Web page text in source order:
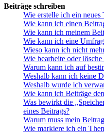
Beiträge schreiben
Wie erstelle ich ein
Wie kann ich einen
Wie kann ich meinem
Wie kann ich eine
Wieso kann ich nicht
Wie bearbeite oder
Warum kann ich auf
Weshalb kann ich keine
Weshalb wurde ich
Wie kann ich Beiträge
Was bewirkt die
eines Beitrags?
Warum muss mein
Wie markiere ich ein